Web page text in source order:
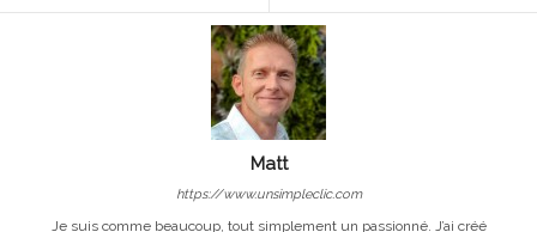
Matt
https://www.unsimpleclic.com
Je suis comme beaucoup, tout simplement un passionné. J’ai créé